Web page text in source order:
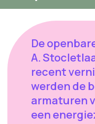
De
A.
recent
werden de
armaturen
een